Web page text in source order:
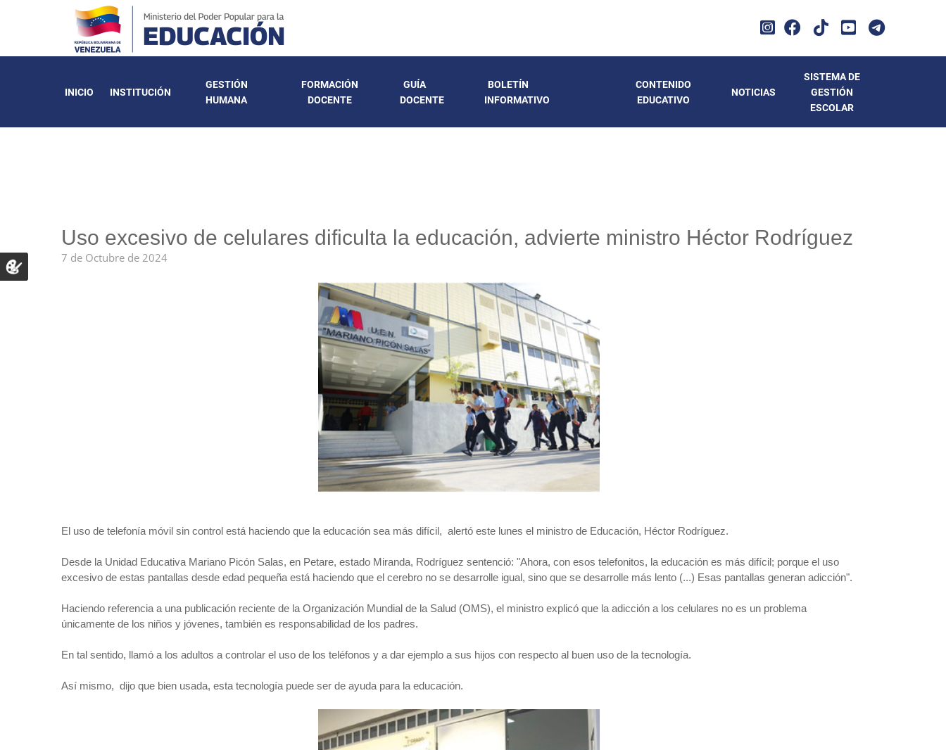
INICIO INSTITUCIÓN
GESTIÓN
HUMANA
FORMACIÓN
DOCENTE
GUÍA
DOCENTE
BOLETÍN
INFORMATIVO
CONTENIDO
EDUCATIVO
NOTICIAS
SISTEMA DE
GESTIÓN
ESCOLAR
Uso excesivo de celulares dificulta la educación, advierte ministro Héctor Rodríguez
7 de Octubre de 2024
El uso de telefonía móvil sin control está haciendo que la educación sea más difícil, alertó este lunes el ministro de Educación, Héctor Rodríguez.
Desde la Unidad Educativa Mariano Picón Salas, en Petare, estado Miranda, Rodríguez sentenció: "Ahora, con esos telefonitos, la educación es más difícil; porque el uso
excesivo de estas pantallas desde edad pequeña está haciendo que el cerebro no se desarrolle igual, sino que se desarrolle más lento (...) Esas pantallas generan adicción".
Haciendo referencia a una publicación reciente de la Organización Mundial de la Salud (OMS), el ministro explicó que la adicción a los celulares no es un problema
únicamente de los niños y jóvenes, también es responsabilidad de los padres.
En tal sentido, llamó a los adultos a controlar el uso de los teléfonos y a dar ejemplo a sus hijos con respecto al buen uso de la tecnología.
Así mismo, dijo que bien usada, esta tecnología puede ser de ayuda para la educación.